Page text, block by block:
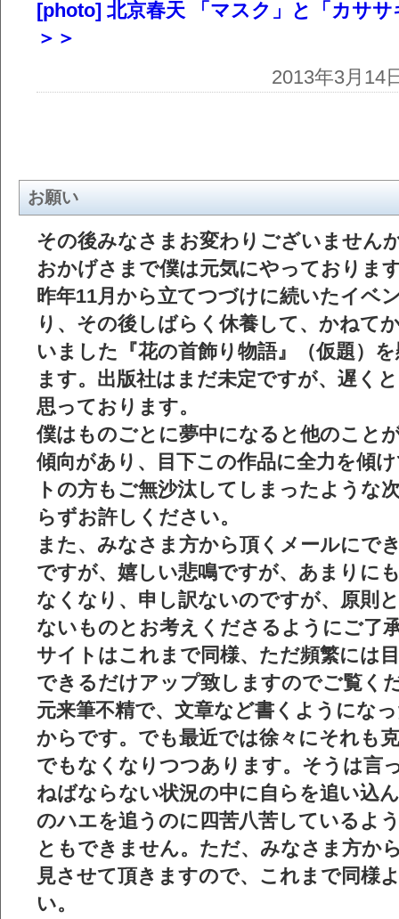
[photo] 北京春天 「マスク」と「カサ
＞＞
2013年3月
お願い
その後みなさまお変わりございません
おかげさまで僕は元気にやっておりま
昨年11月から立てつづけに続いたイベ
り、その後しばらく休養して、かねて
いました『花の首飾り物語』（仮題）
ます。出版社はまだ未定ですが、遅く
思っております。
僕はものごとに夢中になると他のこと
傾向があり、目下この作品に全力を傾
トの方もご無沙汰してしまったような
らずお許しください。
また、みなさま方から頂くメールにで
ですが、嬉しい悲鳴ですが、あまりに
なくなり、申し訳ないのですが、原則
ないものとお考えくださるようにご了
サイトはこれまで同様、ただ頻繁には
できるだけアップ致しますのでご覧く
元来筆不精で、文章など書くようにな
からです。でも最近では徐々にそれも
でもなくなりつつあります。そうは言
ねばならない状況の中に自らを追い込
のハエを追うのに四苦八苦しているよ
ともできません。ただ、みなさま方か
見させて頂きますので、これまで同様
い。